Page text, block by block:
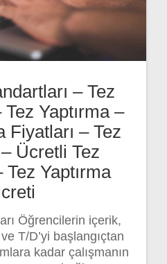
– Tez
Yaptırma –
Fiyatları – Tez
Ücretli Tez
Tez Yaptırma
Öğrencilerin içerik,
T/D’yi başlangıçtan
kadar çalışmanın